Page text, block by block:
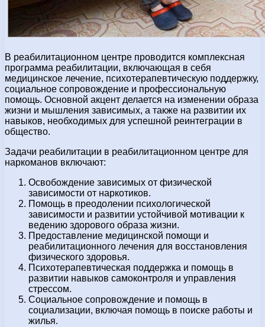
В реабилитационном центре проводится комплексная
программа реабилитации, включающая в себя
медицинское лечение, психотерапевтическую поддержку,
социальное сопровождение и профессиональную
помощь. Основной акцент делается на изменении образа
жизни и мышления зависимых, а также на развитии их
навыков, необходимых для успешной реинтеграции в
общество.
Задачи реабилитации в реабилитационном центре для
наркоманов включают:
Освобождение зависимых от физической
зависимости от наркотиков.
Помощь в преодолении психологической
зависимости и развитии устойчивой мотивации к
ведению здорового образа жизни.
Предоставление медицинской помощи и
реабилитационного лечения для восстановления
физического здоровья.
Психотерапевтическая поддержка и помощь в
развитии навыков самоконтроля и управления
стрессом.
Социальное сопровождение и помощь в
социализации, включая помощь в поиске работы и
жилья.